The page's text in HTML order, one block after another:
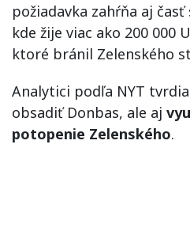
požiadavka zahŕňa aj
kde žije viac ako 200 000
ktoré bránil Zelenského
Analytici podľa NYT
obsadiť Donbas, ale aj
potopenie Zelenského.